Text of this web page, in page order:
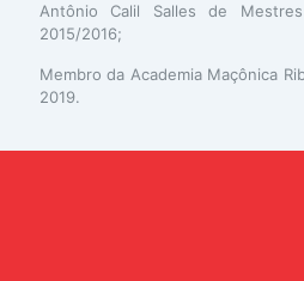
Antônio Calil Salles de
2015/2016;
Membro da Academia Maçônica
2019.